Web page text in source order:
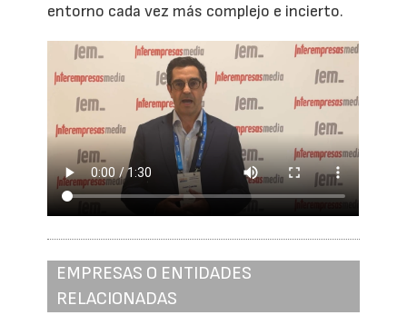
entorno cada vez más complejo e incierto.
EMPRESAS O ENTIDADES
RELACIONADAS